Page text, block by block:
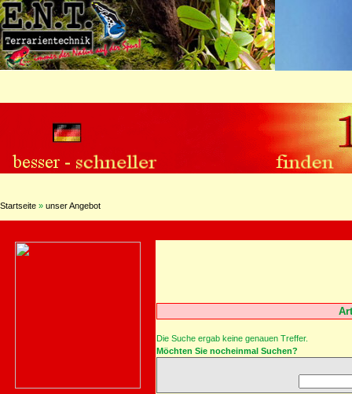
Startseite » unser Angebot
Die Suche ergab keine genauen Treffer.
Möchten Sie nocheinmal Suchen?